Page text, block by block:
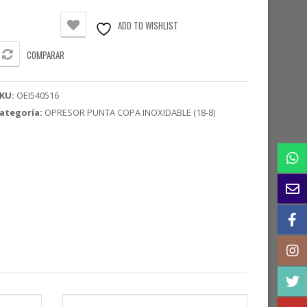
40
ADD TO WISHLIST
COMPARAR
OEI540516
OPRESOR PUNTA COPA INOXIDABLE (18-8)